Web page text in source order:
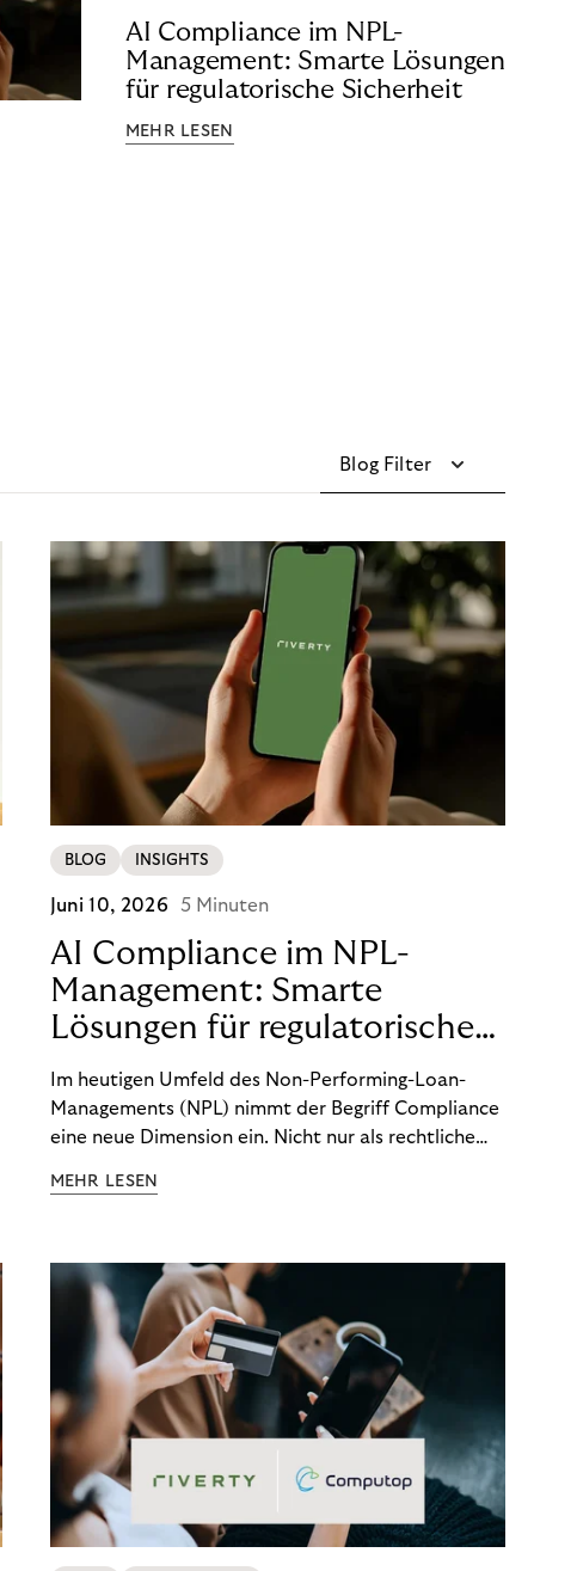
AI Compliance im NPL-
Management: Smarte Lösungen
für regulatorische Sicherheit
MEHR LESEN
Blog Filter
BLOG INSIGHTS
Juni 10, 2026 5 Minuten
AI Compliance im NPL-
Management: Smarte
Lösungen für regulatorische
Sicherheit
Im heutigen Umfeld des Non-Performing-Loan-
Managements (NPL) nimmt der Begriff Compliance
eine neue Dimension ein. Nicht nur als rechtliche
Wettbewerbsvorteil. In einem Umfeld steigender
(DSGVO) – geraten viele Unternehmen an die
Grenzen traditioneller Compliance-Mechanismen.
MEHR LESEN